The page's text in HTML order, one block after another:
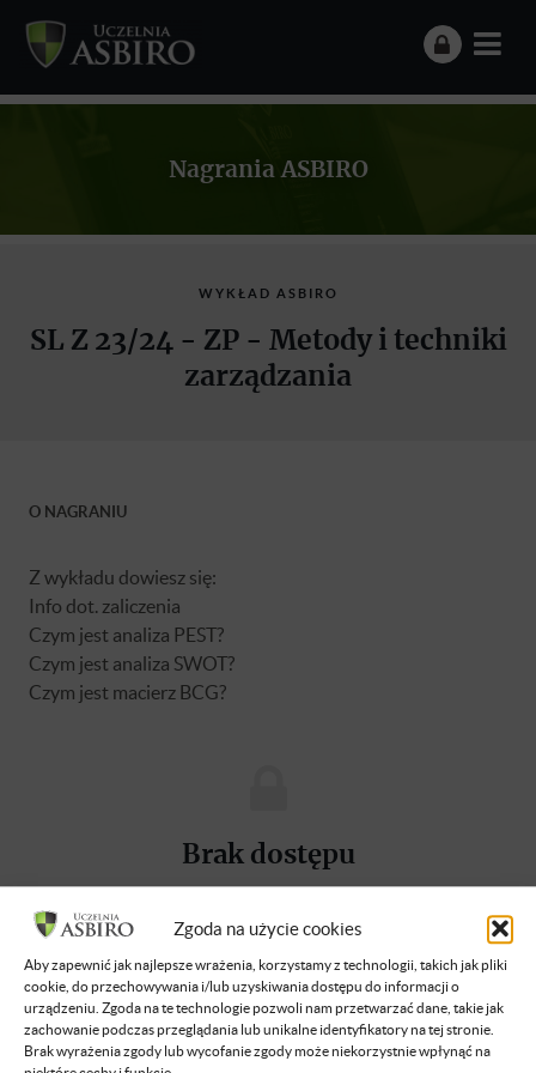
Zgoda na użycie cookies
Aby zapewnić jak najlepsze wrażenia, korzystamy z technologii, takich jak pliki
cookie, do przechowywania i/lub uzyskiwania dostępu do informacji o
urządzeniu. Zgoda na te technologie pozwoli nam przetwarzać dane, takie jak
zachowanie podczas przeglądania lub unikalne identyfikatory na tej stronie.
Brak wyrażenia zgody lub wycofanie zgody może niekorzystnie wpłynąć na
Nagrania ASBIRO
WYKŁAD ASBIRO
SL Z 23/24 - ZP - Metody i techniki
zarządzania
O NAGRANIU
Z wykładu dowiesz się:
Info dot. zaliczenia
Czym jest analiza PEST?
Czym jest analiza SWOT?
Czym jest macierz BCG?
Brak dostępu
Zaloguj się
O WYKŁADOWCY